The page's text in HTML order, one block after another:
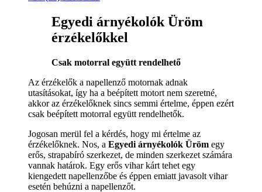
Egyedi árnyékolók Üröm
érzékelőkkel
Csak motorral együtt rendelhető
Az érzékelők a napellenző motornak adnak
utasításokat, így ha a beépített motort nem szeretné,
akkor az érzékelőknek sincs semmi értelme, éppen ezért
csak beépített motorral együtt rendelhetők.
Jogosan merül fel a kérdés, hogy mi értelme az
érzékelőknek. Nos, a Egyedi árnyékolók Üröm egy
erős, strapabíró szerkezet, de minden szerkezet számára
vannak határok. Egy erős vihar kárt tehet egy
kiengedett napellenzőbe és éppen emiatt javasolt vihar
esetén behúzni a napellenzőt.